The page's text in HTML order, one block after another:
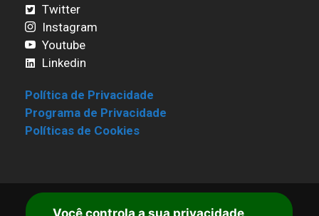
Twitter
Instagram
Youtube
Linkedin
Política de Privacidade
Programa de Privacidade
Políticas de Cookies
Você controla a sua privacidade